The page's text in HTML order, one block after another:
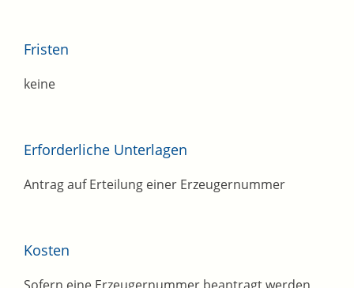
Fristen
keine
Erforderliche Unterlagen
Antrag auf Erteilung einer Erzeugernummer
Kosten